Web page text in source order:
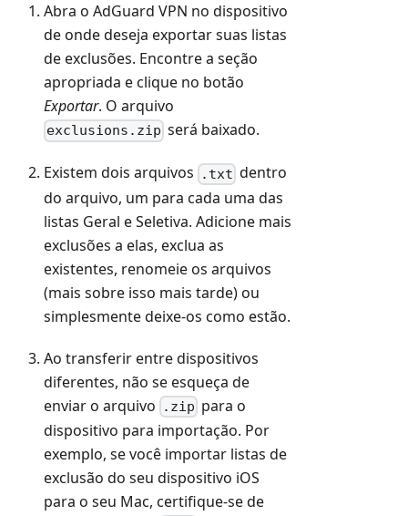
Abra o AdGuard VPN no dispositivo
de onde deseja exportar suas listas
de exclusões. Encontre a seção
apropriada e clique no botão
Exportar. O arquivo
exclusions.zip será baixado.
Existem dois arquivos .txt dentro
do arquivo, um para cada uma das
listas Geral e Seletiva. Adicione mais
exclusões a elas, exclua as
existentes, renomeie os arquivos
(mais sobre isso mais tarde) ou
simplesmente deixe-os como estão.
Ao transferir entre dispositivos
diferentes, não se esqueça de
enviar o arquivo
.zip para o
dispositivo para importação. Por
exemplo, se você importar listas de
exclusão do seu dispositivo iOS
para o seu Mac, certifique-se de